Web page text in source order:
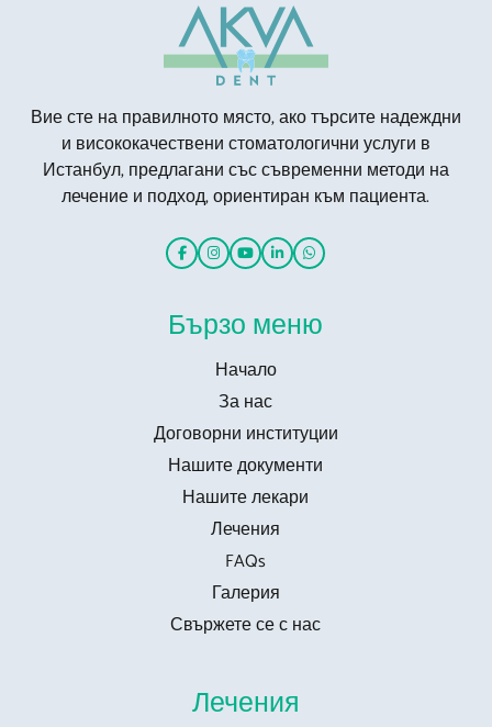
Вие сте на правилното място, ако търсите надеждни
и висококачествени стоматологични услуги в
Истанбул, предлагани със съвременни методи на
лечение и подход, ориентиран към пациента.
Бързо меню
Начало
За нас
Договорни институции
Нашите документи
Нашите лекари
Лечения
FAQs
Галерия
Свържете се с нас
Лечения